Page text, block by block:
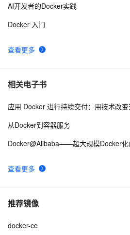
查看更多
AI开发者的Docker实践
Docker 入门
相关电子书
查看更多
应用 Docker 进行持续交付：用技术改
从Docker到容器服务
Docker@Alibaba——超大规模Docker化
推荐镜像
docker-ce